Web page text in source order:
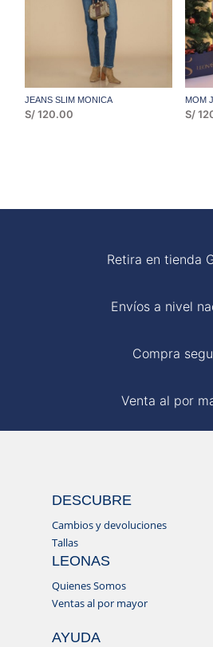
JEANS SLIM MONICA
S/120.00
MOM
S/
Retira en tienda
Envíos a nivel
Compra
Venta al por
DESCUBRE
Cambios y devoluciones
Tallas
LEONAS
Quienes Somos
Ventas al por mayor
AYUDA